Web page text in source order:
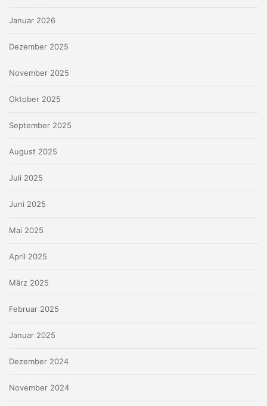
Januar 2026
Dezember 2025
November 2025
Oktober 2025
September 2025
August 2025
Juli 2025
Juni 2025
Mai 2025
April 2025
März 2025
Februar 2025
Januar 2025
Dezember 2024
November 2024